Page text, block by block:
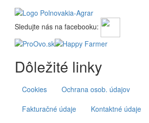
Sledujte nás na facebooku:
Dôležité linky
Cookies
Ochrana osob. údajov
Fakturačné údaje
Kontaktné údaje